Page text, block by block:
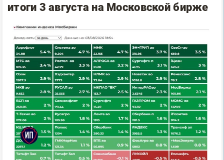
итоги 3 августа на Московской бирже